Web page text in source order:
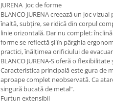
JURENA Joc de forme
BLANCO JURENA creează un joc
înaltă, subțire, se ridică din corpul
linie orizontală. Dar nu complet:
forme se reflectă și în pârghia
practici, înălțimea orificiului de
BLANCO JURENA-S oferă o
Caracteristica principală este gura de
aproape complet neobservată. Ca
singură bucată de metal”.
Furtun extensibil